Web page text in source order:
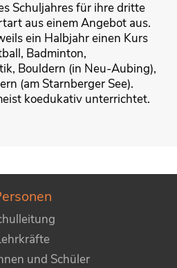
Schuljahres für ihre dritte
aus einem Angebot aus.
ein Halbjahr einen Kurs
Badminton,
Bouldern (in Neu-Aubing),
(am Starnberger See).
koedukativ unterrichtet.
und Schüler